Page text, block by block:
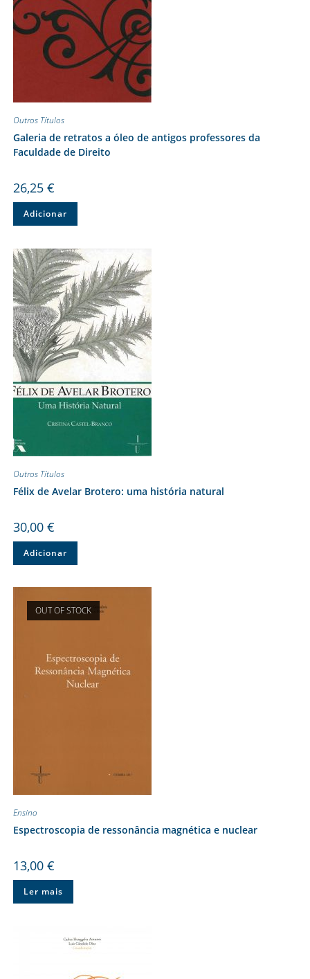
Outros Títulos
Galeria de retratos a óleo de antigos professores da
Faculdade de Direito
26,25 €
Adicionar
Outros Títulos
Félix de Avelar Brotero: uma história natural
30,00 €
Adicionar
OUT OF STOCK
Ensino
Espectroscopia de ressonância magnética e nuclear
13,00 €
Ler mais